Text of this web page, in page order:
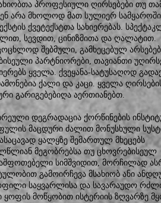
პროფესიული ღირსებები თუ
არა მხოლოდ მათ სულიერ სამყაროში
ქვეტექსტთა სახიერებას.
სევდით, ცინიზმითა და ღალატით.
შებმული, გამხეცებულ
პარტნიორები, თავიანთი
ყველა. ქვეყანა-სატუსაღოდ
ქალი და კაცი. ყველა
გარიგებებიღა აერთიანებთ.
დეგრადაცია ქორწინების
მაცდური ძალით მონუსხული
ყალყზე შემართულ მხეცებს
მეგობრებსა თუ ცხოვრებისეულ
სიმშვიდით, მორჩილად
გამოირჩევა მსახიობ ანი
საყვარლისა და სავარაუდო
ყოფის მოწყობით ისტერიის ზღვარზე